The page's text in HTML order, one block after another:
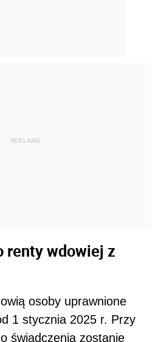
REKLAMA
renty wdowiej z
osoby uprawnione
1 stycznia 2025 r. Przy
świadczenia zostanie